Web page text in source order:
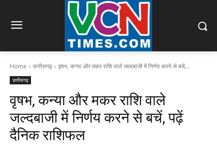
Home छत्तीसगढ़ वृषभ, कन्या और मकर राशि वाले जल्दबाजी में निर्णय करने से बचें,...
छत्तीसगढ़
वृषभ, कन्या और मकर राशि वाले
जल्दबाजी में निर्णय करने से बचें, पढ़ें
दैनिक राशिफल